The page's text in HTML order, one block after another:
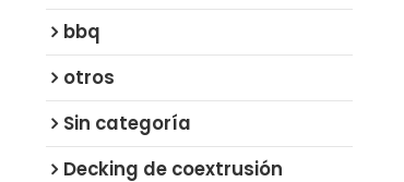
bbq
otros
Sin categoría
Decking de coextrusión